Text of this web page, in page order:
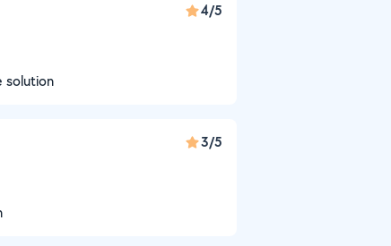
4/5
solution
3/5